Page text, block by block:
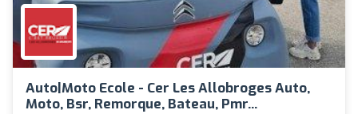
Auto|Moto Ecole - Cer Les Allobroges Auto,
Moto, Bsr, Remorque, Bateau, Pmr...